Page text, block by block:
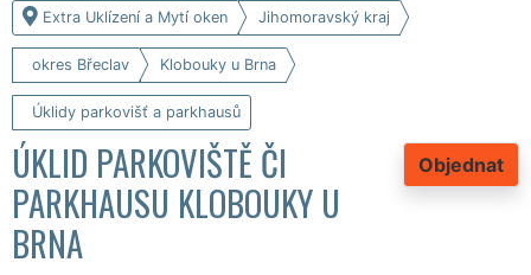
Extra Uklízení a Mytí oken Jihomoravský kraj
okres Břeclav Klobouky u Brna
Úklidy parkovišť a parkhausů
Objednat
ÚKLID PARKOVIŠTĚ ČI
PARKHAUSU KLOBOUKY U
BRNA